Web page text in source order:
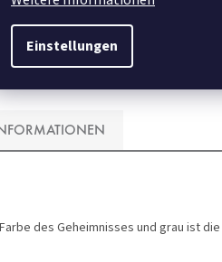
Einstellungen
des Geheimnisses und grau ist